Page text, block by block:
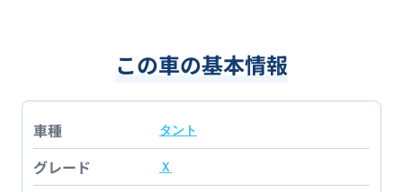
この車の基本情報
車種 タント
グレード Ｘ